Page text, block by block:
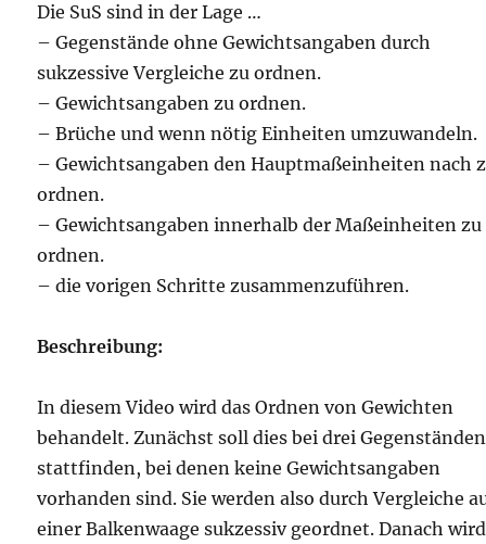
Die SuS sind in der Lage …
– Gegenstände ohne Gewichtsangaben durch
sukzessive Vergleiche zu ordnen.
– Gewichtsangaben zu ordnen.
– Brüche und wenn nötig Einheiten umzuwandeln.
– Gewichtsangaben den Hauptmaßeinheiten nach
ordnen.
– Gewichtsangaben innerhalb der Maßeinheiten zu
ordnen.
– die vorigen Schritte zusammenzuführen.
Beschreibung:
In diesem Video wird das Ordnen von Gewichten
behandelt. Zunächst soll dies bei drei Gegenständen
stattfinden, bei denen keine Gewichtsangaben
vorhanden sind. Sie werden also durch Vergleiche
einer Balkenwaage sukzessiv geordnet. Danach